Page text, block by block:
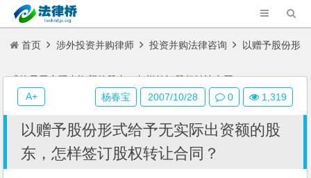
首页 涉外投资并购律师 投资并购法律咨询 以赠予股份形
式给予无实际出资额的股东，怎样签订股权转让合同？
以赠予股份形式给予无实际出资额的股
东，怎样签订股权转让合同？
杨春宝 2007/10/28 0 1,319
A+